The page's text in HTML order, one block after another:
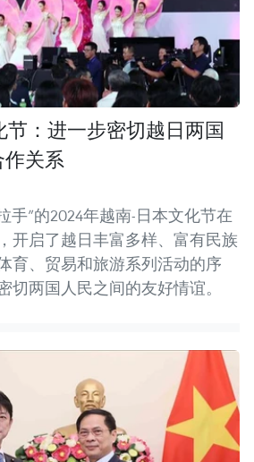
节：进一步密切越日两国
关系
手”的2024年越南-日本文化节在
开启了越日丰富多样、富有民族
育、贸易和旅游系列活动的序
切两国人民之间的友好情谊。